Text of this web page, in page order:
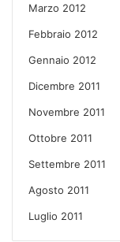
Marzo 2012
Febbraio 2012
Gennaio 2012
Dicembre 2011
Novembre 2011
Ottobre 2011
Settembre 2011
Agosto 2011
Luglio 2011